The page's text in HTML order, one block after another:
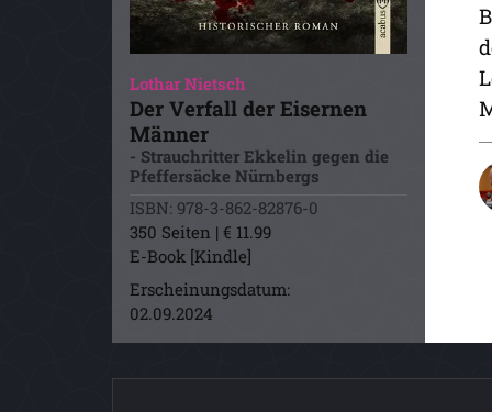
Lothar Nietsch
Der Verfall der Eisernen
Männer
- Strauchritter Ekkelin gegen die
Pfeffersäcke Nürnbergs
ISBN: 978-3-862-82876-0
350 Seiten | € 11.99
E-Book [Kindle]
Erscheinungsdatum:
02.09.2024